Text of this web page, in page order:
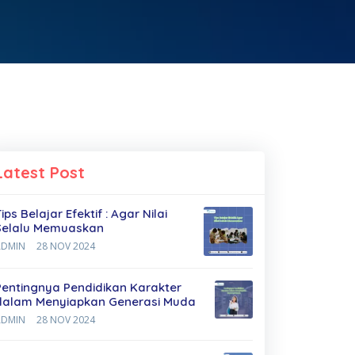
Post
Belajar Efektif : Agar Nilai
Memuaskan
28 NOV 2024
Pendidikan Karakter
Menyiapkan Generasi Muda
28 NOV 2024